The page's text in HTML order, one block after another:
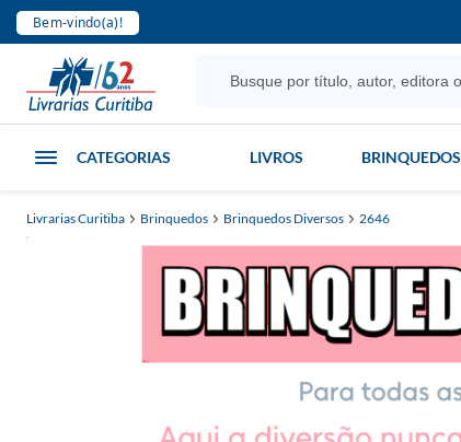
Bem-vindo(a)!
CATEGORIAS LIVROS BRINQUEDOS
Livrarias Curitiba Brinquedos Brinquedos Diversos 2646